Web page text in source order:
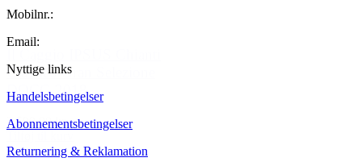
Classico Gran Selezione
DOCG 2018
2.599,00 kr.
Mobilnr.:
Email:
Nyttige links
Handelsbetingelser
Abonnementsbetingelser
Returnering & Reklamation